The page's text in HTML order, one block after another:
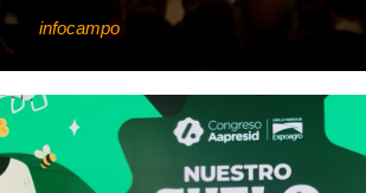
Por infocampo